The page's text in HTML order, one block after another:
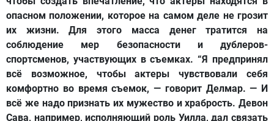
опасном положении, которое на самом деле не грозит
их жизни. Для этого масса денег тратится на
соблюдение мер безопасности и дублеров-
спортсменов, участвующих в съемках. “Я предпринял
всё возможное, чтобы актеры чувствовали себя
комфортно во время съемок, — говорит Делмар. — И
всё же надо признать их мужество и храбрость. Девон
Сава, например, исполняющий роль Уилла, дал связать